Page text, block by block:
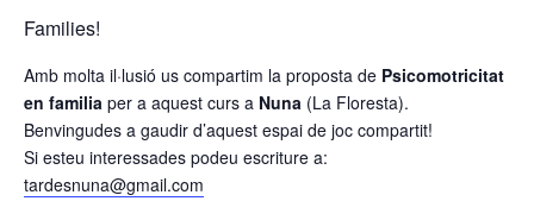
Families!
Amb molta il·lusió us compartim la proposta de Psicomotricitat
en familia per a aquest curs a Nuna (La Floresta).
Benvingudes a gaudir d’aquest espai de joc compartit!
Si esteu interessades podeu escriture a:
tardesnuna@gmail.com